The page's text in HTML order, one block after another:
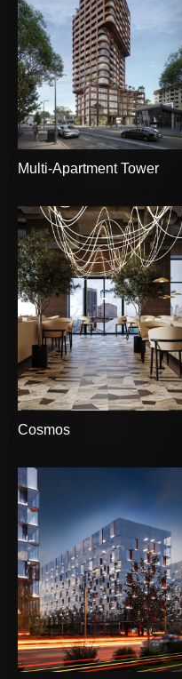
Multi-Apartment Tower
Cosmos